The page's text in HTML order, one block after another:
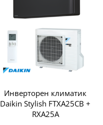
Инверторен климатик
Daikin Stylish FTXA25CB +
RXA25A